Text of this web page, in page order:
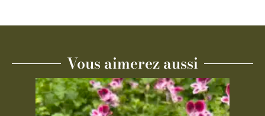
Vous aimerez aussi